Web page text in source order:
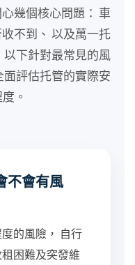
幾個核心問題： 車
不到、 以及萬一托
下針對最常見的風
評估托管的實際安
。
不會有風
的風險， 自行
困難及突發維